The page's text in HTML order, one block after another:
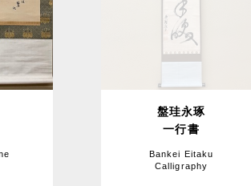
盤珪永琢
一行書
Bankei Eitaku
Calligraphy